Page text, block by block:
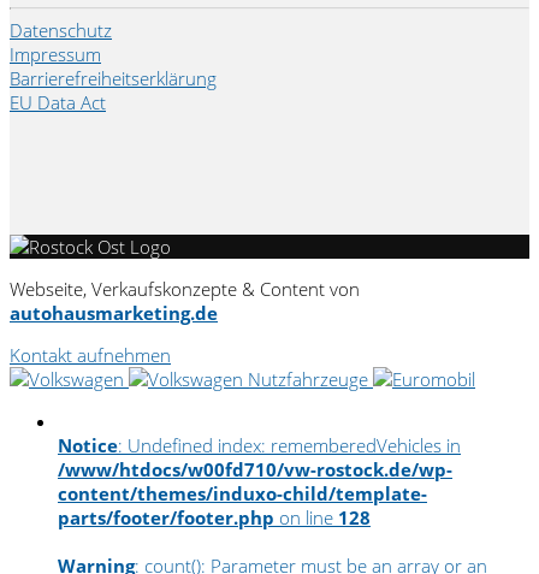
Datenschutz
Impressum
Barrierefreiheitserklärung
EU Data Act
Webseite, Verkaufskonzepte & Content von
autohausmarketing.de
Kontakt aufnehmen
Notice: Undefined index: rememberedVehicles in
/www/htdocs/w00fd710/vw-rostock.de/wp-
content/themes/induxo-child/template-
parts/footer/footer.php on line 128
Warning: count(): Parameter must be an array or an